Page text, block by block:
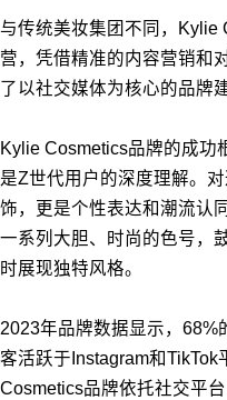
与传统美妆集团不同，Kylie
营，凭借精准的内容营销和
了以社交媒体为核心的品牌
Kylie Cosmetics品牌的成功
是Z世代用户的深度理解。
饰，更是个性表达和潮流认
一系列大胆、时尚的色号，
时展现独特风格。
2023年品牌数据显示，68%
客活跃于Instagram和
Cosmetics品牌依托社交平